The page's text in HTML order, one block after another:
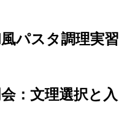
風パスタ調理実習
会：文理選択と入